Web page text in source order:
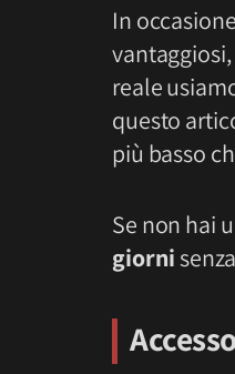
In
reale
questo
più basso
Se non hai
giorni